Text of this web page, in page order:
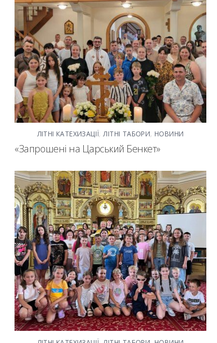
ЛІТНІ КАТЕХИЗАЦІЇ,ЛІТНІ ТАБОРИ,НОВИНИ
«Запрошені на Царський Бенкет»